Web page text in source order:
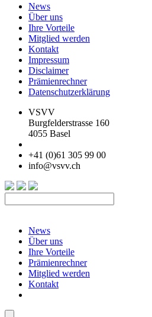
News
Über uns
Ihre Vorteile
Mitglied werden
Kontakt
Impressum
Disclaimer
Prämienrechner
Datenschutzerklärung
VSVV
Burgfelderstrasse 160
4055 Basel
+41 (0)61 305 99 00
info@vsvv.ch
News
Über uns
Ihre Vorteile
Prämienrechner
Mitglied werden
Kontakt